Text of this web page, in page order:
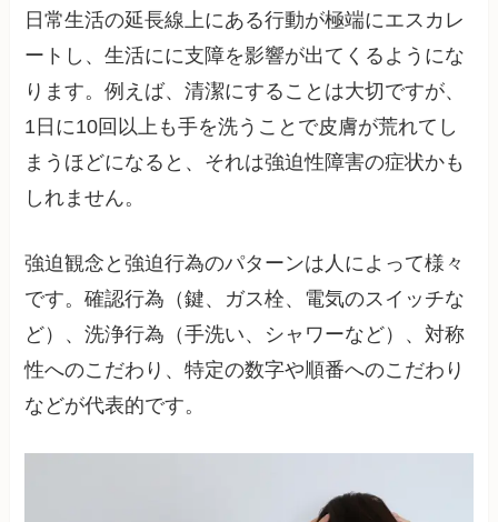
日常生活の延長線上にある行動が極端にエスカレ
ートし、生活にに支障を影響が出てくるようにな
ります。例えば、清潔にすることは大切ですが、
1日に10回以上も手を洗うことで皮膚が荒れてし
まうほどになると、それは強迫性障害の症状かも
しれません。
強迫観念と強迫行為のパターンは人によって様々
です。確認行為（鍵、ガス栓、電気のスイッチな
ど）、洗浄行為（手洗い、シャワーなど）、対称
性へのこだわり、特定の数字や順番へのこだわり
などが代表的です。